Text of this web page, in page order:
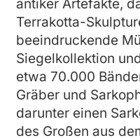
antiker Artefakte,
Terrakotta-
beeindruckende
Siegelkollektion
etwa 70.000
Gräber und
darunter einen
des Großen aus